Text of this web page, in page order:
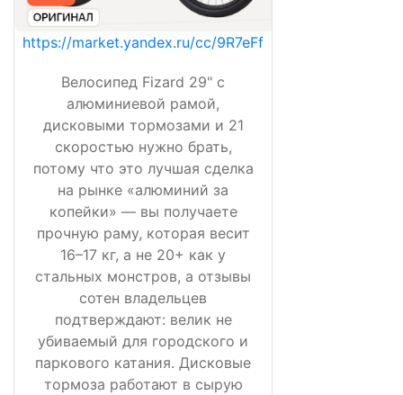
https://market.yandex.ru/cc/9R7eFf
Велосипед Fizard 29" с
алюминиевой рамой,
дисковыми тормозами и 21
скоростью нужно брать,
потому что это лучшая сделка
на рынке «алюминий за
копейки» — вы получаете
прочную раму, которая весит
16–17 кг, а не 20+ как у
стальных монстров, а отзывы
сотен владельцев
подтверждают: велик не
убиваемый для городского и
паркового катания. Дисковые
тормоза работают в сырую